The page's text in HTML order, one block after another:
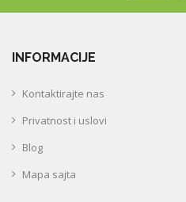
INFORMACIJE
Kontaktirajte nas
Privatnost i uslovi
Blog
Mapa sajta